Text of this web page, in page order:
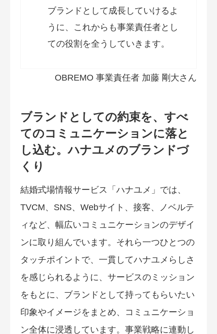
ブランドとして成長していけるよ
うに、これからも事業責任者とし
ての役割を全うしていきます。
OBREMO 事業責任者 加藤 剛大さん
ブランドとしての約束を、すべ
てのコミュニケーションに落と
し込む。ハナユメのブランドづ
くり
結婚式場情報サービス「ハナユメ」では、
TVCM、SNS、Webサイト、接客、ノベルテ
ィなど、幅広いコミュニケーションのデザイ
ンに取り組んでいます。それら一つひとつの
タッチポイントで、一貫してハナユメらしさ
を感じられるように、サービスのミッション
をもとに、ブランドとして持ってもらいたい
印象やイメージをまとめ、コミュニケーショ
ン全体に浸透しています。事業戦略に連動し